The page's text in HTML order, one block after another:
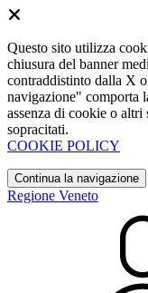
Questo sito utilizza
chiusura del banner
contraddistinto dalla X
navigazione" comporta
assenza di cookie o
sopracitati.
COOKIE POLICY
Continua la navigazione
Regione Veneto